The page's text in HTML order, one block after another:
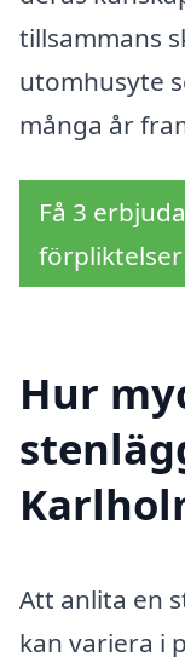
tillsammans
utomhusyte
många år
Få 3
förpliktelser
Hur
Att anlita en
kan variera i